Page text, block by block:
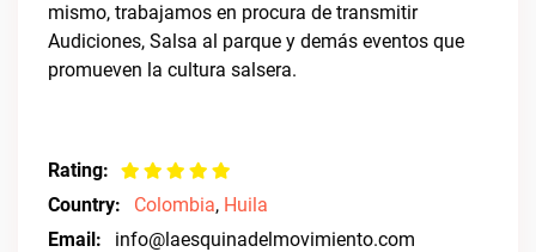
mismo, trabajamos en procura de transmitir
Audiciones, Salsa al parque y demás eventos que
promueven la cultura salsera.
Rating:
Country:
Colombia, Huila
Email:
info@laesquinadelmovimiento.com